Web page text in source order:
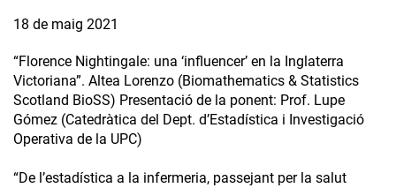
18 de maig 2021
“Florence Nightingale: una ‘influencer’ en la Inglaterra
Victoriana”. Altea Lorenzo (Biomathematics & Statistics
Scotland BioSS) Presentació de la ponent: Prof. Lupe
Gómez (Catedràtica del Dept. d’Estadística i Investigació
Operativa de la UPC)
“De l’estadística a la infermeria, passejant per la salut